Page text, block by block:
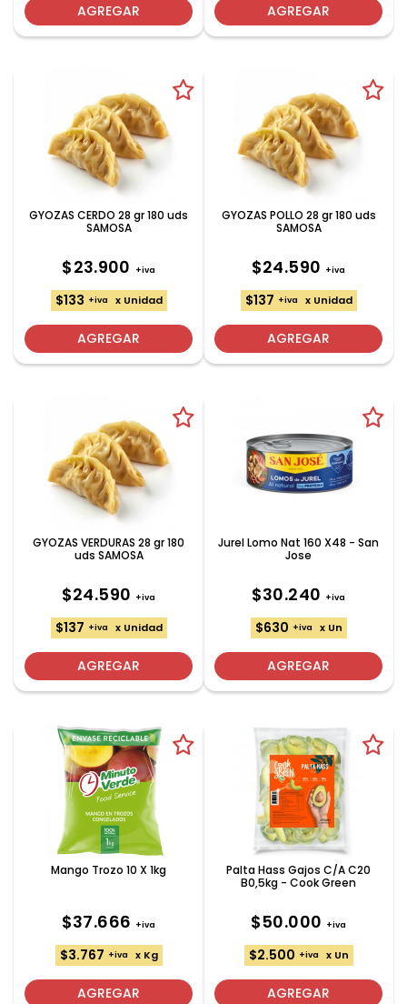
AGREGAR AGREGAR
GYOZAS CERDO 28 gr 180 uds
SAMOSA
$23.900 +iva
$133 +iva x Unidad
AGREGAR
GYOZAS POLLO 28 gr 180 uds
SAMOSA
$24.590 +iva
$137 +iva x Unidad
AGREGAR
GYOZAS VERDURAS 28 gr 180
uds SAMOSA
$24.590 +iva
$137 +iva x Unidad
AGREGAR
Jurel Lomo Nat 160 X48 - San
Jose
$30.240 +iva
$630 +iva x Un
AGREGAR
Mango Trozo 10 X 1kg
$37.666 +iva
$3.767 +iva x Kg
AGREGAR
Palta Hass Gajos C/A C20
B0,5kg - Cook Green
$50.000 +iva
$2.500 +iva x Un
AGREGAR